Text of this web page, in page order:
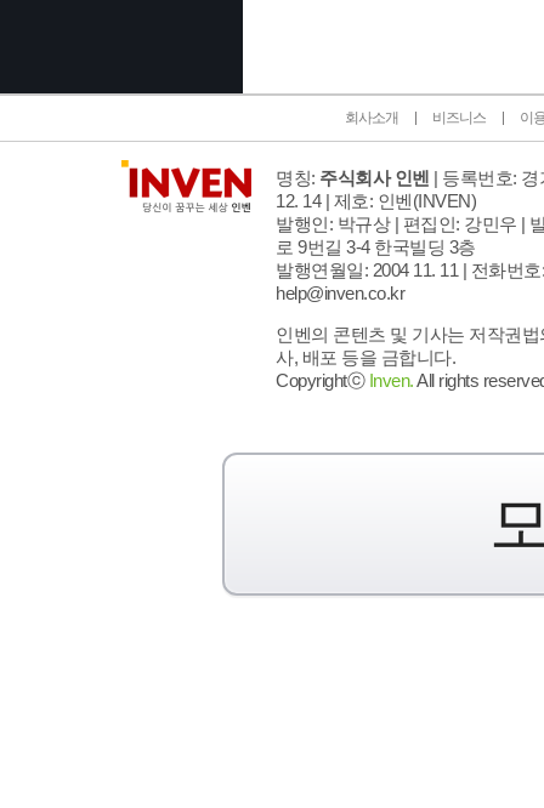
회사소개 비즈니스 이
명칭: 주식회사 인벤 | 등록번호:
12. 14 | 제호: 인벤(INVEN)
발행인: 박규상 | 편집인: 강민우 |
로 9번길 3-4 한국빌딩 3층
발행연월일: 2004 11. 11 | 전화번호
help@inven.co.kr
인벤의 콘텐츠 및 기사는 저작권
사, 배포 등을 금합니다.
Copyrightⓒ Inven.All rights